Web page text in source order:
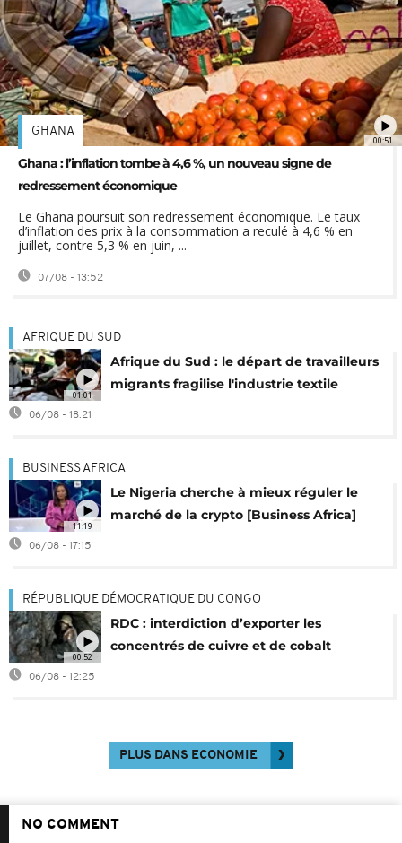
00:51
GHANA
Ghana : l’inflation tombe à 4,6 %, un nouveau signe de
redressement économique
Le Ghana poursuit son redressement économique. Le taux
d’inflation des prix à la consommation a reculé à 4,6 % en
juillet, contre 5,3 % en juin, ...
07/08 - 13:52
01:01
AFRIQUE DU SUD
Afrique du Sud : le départ de travailleurs
migrants fragilise l'industrie textile
06/08 - 18:21
11:19
BUSINESS AFRICA
Le Nigeria cherche à mieux réguler le
marché de la crypto [Business Africa]
06/08 - 17:15
00:52
RÉPUBLIQUE DÉMOCRATIQUE DU CONGO
RDC : interdiction d’exporter les
concentrés de cuivre et de cobalt
06/08 - 12:25
PLUS DANS ECONOMIE
NO COMMENT